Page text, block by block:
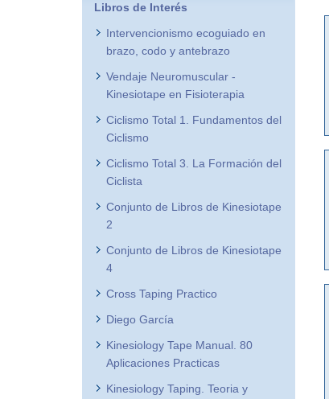
Libros de Interés
Intervencionismo ecoguiado en
brazo, codo y antebrazo
Vendaje Neuromuscular -
Kinesiotape en Fisioterapia
Ciclismo Total 1. Fundamentos del
Ciclismo
Ciclismo Total 3. La Formación del
Ciclista
Conjunto de Libros de Kinesiotape
2
Conjunto de Libros de Kinesiotape
4
Cross Taping Practico
Diego García
Kinesiology Tape Manual. 80
Aplicaciones Practicas
Kinesiology Taping. Teoria y